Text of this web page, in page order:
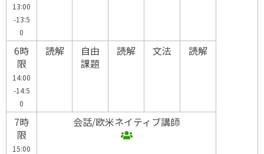
13:00
-13:5
0
6時
限
14:00
-14:5
0
読解
自由
課題
読解 文法 読解
7時
限
15:00
会話/欧米ネイティブ講師